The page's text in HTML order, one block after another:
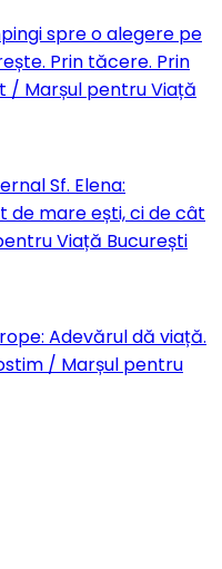
spre o alegere pe
Prin tăcere. Prin
/ Marșul pentru Viață
Sf. Elena:
de mare ești, ci de cât
Viață București
Adevărul dă viață.
/ Marșul pentru